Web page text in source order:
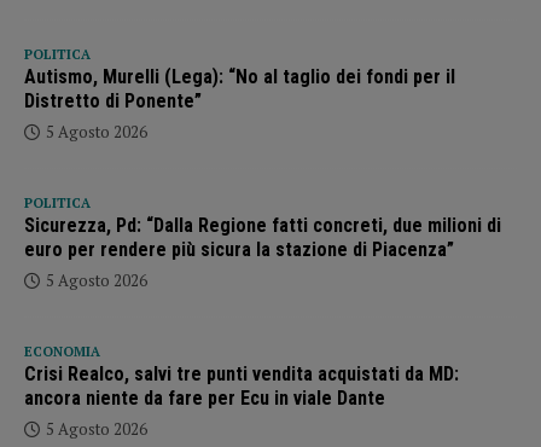
POLITICA
Autismo, Murelli (Lega): “No al taglio dei fondi per il
Distretto di Ponente”
5 Agosto 2026
POLITICA
Sicurezza, Pd: “Dalla Regione fatti concreti, due milioni di
euro per rendere più sicura la stazione di Piacenza”
5 Agosto 2026
ECONOMIA
Crisi Realco, salvi tre punti vendita acquistati da MD:
ancora niente da fare per Ecu in viale Dante
5 Agosto 2026